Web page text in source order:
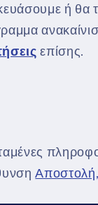
ή θα
επίσης.